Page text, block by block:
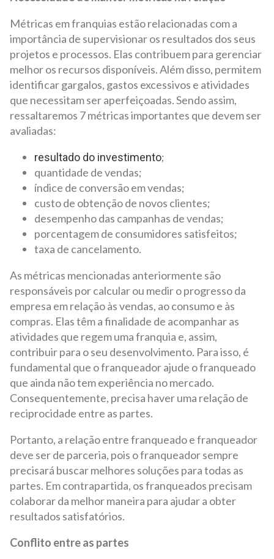
Métricas em franquias estão relacionadas com a
importância de supervisionar os resultados dos seus
projetos e processos. Elas contribuem para gerenciar
melhor os recursos disponíveis. Além disso, permitem
identificar gargalos, gastos excessivos e atividades
que necessitam ser aperfeiçoadas. Sendo assim,
ressaltaremos 7 métricas importantes que devem ser
avaliadas:
resultado do investimento;
quantidade de vendas;
índice de conversão em vendas;
custo de obtenção de novos clientes;
desempenho das campanhas de vendas;
porcentagem de consumidores satisfeitos;
taxa de cancelamento.
As métricas mencionadas anteriormente são
responsáveis por calcular ou medir o progresso da
empresa em relação às vendas, ao consumo e às
compras. Elas têm a finalidade de acompanhar as
atividades que regem uma franquia e, assim,
contribuir para o seu desenvolvimento. Para isso, é
fundamental que o franqueador ajude o franqueado
que ainda não tem experiência no mercado.
Consequentemente, precisa haver uma relação de
reciprocidade entre as partes.
Portanto, a relação entre franqueado e franqueador
deve ser de parceria, pois o franqueador sempre
precisará buscar melhores soluções para todas as
partes. Em contrapartida, os franqueados precisam
colaborar da melhor maneira para ajudar a obter
resultados satisfatórios.
Conflito entre as partes